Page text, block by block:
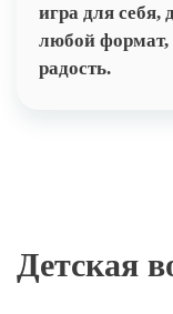
игра для
любой формат,
радость.
Детская